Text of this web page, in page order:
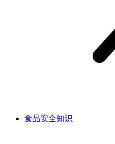
食品安全知识